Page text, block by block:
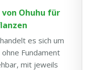
von Ohuhu für
es sich um
Fundament
mit jeweils